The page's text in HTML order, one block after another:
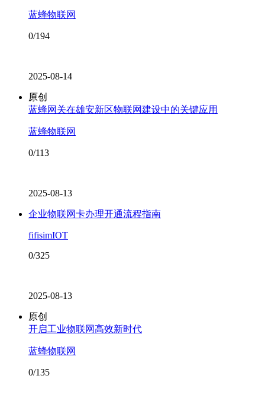
蓝蜂物联网
0/194
2025-08-14
原创
蓝蜂网关在雄安新区物联网建设中的关键应用
蓝蜂物联网
0/113
2025-08-13
企业物联网卡办理开通流程指南
fifisimIOT
0/325
2025-08-13
原创
开启工业物联网高效新时代
蓝蜂物联网
0/135